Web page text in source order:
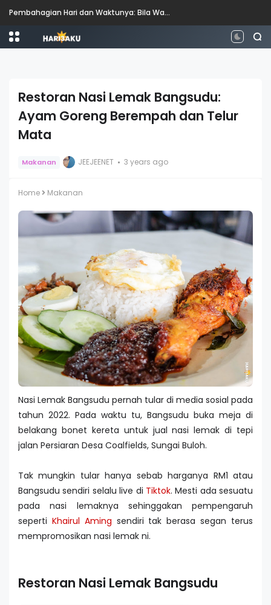
Perbezaan antara Mahasiswa, Mahasiswi, Graduan, Siswazah, Pascasiswazah, Doktor dan Pascakedoktoran
Restoran Nasi Lemak Bangsudu:
Ayam Goreng Berempah dan Telur
Mata
Makanan JEEJEENET 3 years ago
Home Makanan
Nasi Lemak Bangsudu pernah tular di media sosial pada
tahun 2022. Pada waktu tu, Bangsudu buka meja di
belakang bonet kereta untuk jual nasi lemak di tepi
jalan Persiaran Desa Coalfields, Sungai Buloh.
Tak mungkin tular hanya sebab harganya RM1 atau
Bangsudu sendiri selalu live di Tiktok. Mesti ada sesuatu
pada nasi lemaknya sehinggakan pempengaruh
seperti Khairul Aming sendiri tak berasa segan terus
mempromosikan nasi lemak ni.
Restoran Nasi Lemak Bangsudu